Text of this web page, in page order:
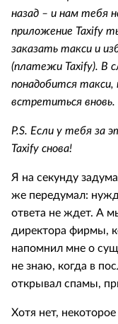
назад – и нам тебя
приложение Taxify
заказать такси и
(платежи Taxify). В
понадобится такси,
встретиться вновь.
P.S. Если у тебя за
Taxify снова!
Я на секунду
же передумал:
ответа не ждет. А
директора фирмы,
напомнил мне о
не знаю, когда в
открывал спамы,
Xотя нет,